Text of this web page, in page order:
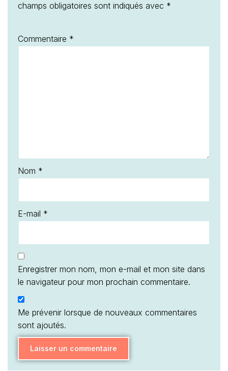
champs obligatoires sont indiqués avec *
Commentaire *
Nom *
E-mail *
Enregistrer mon nom, mon e-mail et mon site dans
le navigateur pour mon prochain commentaire.
Me prévenir lorsque de nouveaux commentaires
sont ajoutés.